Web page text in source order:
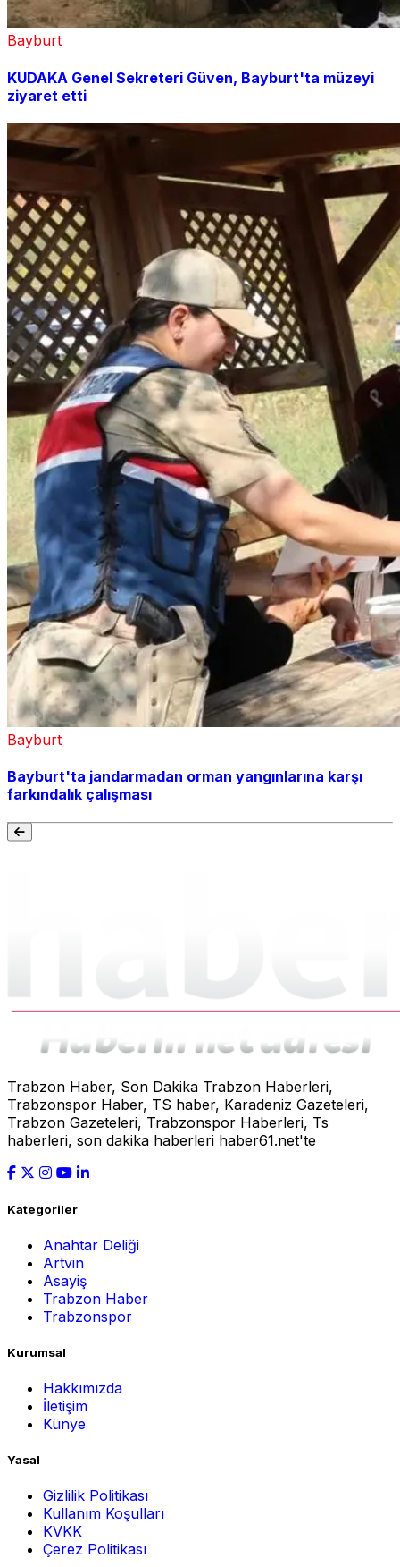
Bayburt
KUDAKA Genel Sekreteri Güven, Bayburt'ta müzeyi
ziyaret etti
Bayburt
Bayburt'ta jandarmadan orman yangınlarına karşı
farkındalık çalışması
Trabzon Haber, Son Dakika Trabzon Haberleri,
Trabzonspor Haber, TS haber, Karadeniz Gazeteleri,
Trabzon Gazeteleri, Trabzonspor Haberleri, Ts
haberleri, son dakika haberleri haber61.net'te
Kategoriler
Anahtar Deliği
Artvin
Asayiş
Trabzon Haber
Trabzonspor
Kurumsal
Hakkımızda
İletişim
Künye
Yasal
Gizlilik Politikası
Kullanım Koşulları
KVKK
Çerez Politikası